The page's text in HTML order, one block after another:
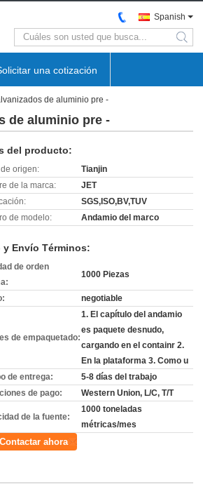
Spanish
search
una cotización
de aluminio pre -
de aluminio pre -
del producto:
origen:
Tianjin
de la marca:
JET
SGS,ISO,BV,TUV
de modelo:
Andamio del marco
y Envío Términos:
de orden
1000 Piezas
negotiable
de empaquetado:
1. El capítulo del andamio
es paquete desnudo,
cargando en el containr 2.
En la plataforma 3. Como u
de entrega:
5-8 días del trabajo
de pago:
Western Union, L/C, T/T
de la fuente:
1000 toneladas
métricas/mes
Contactar ahora